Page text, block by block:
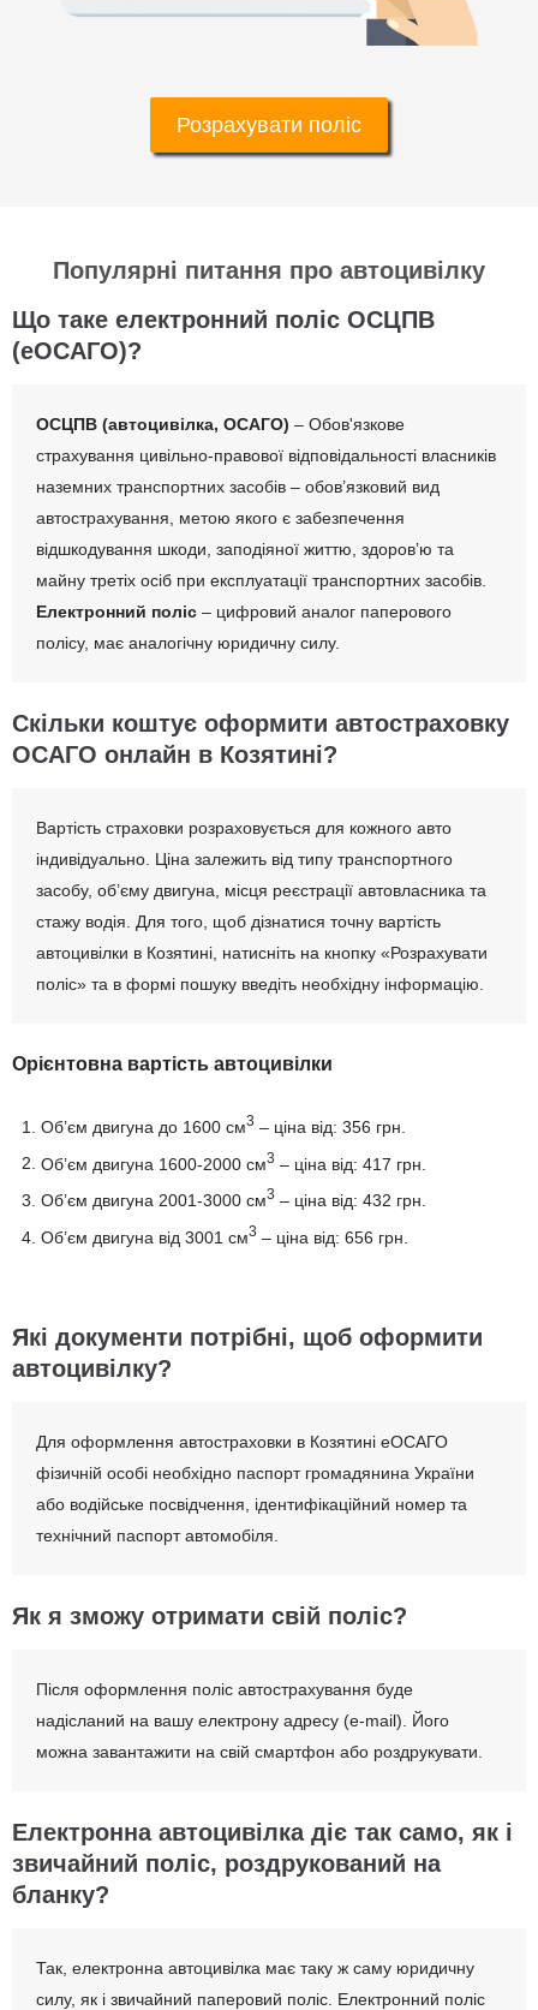
Розрахувати поліс
Популярні питання про автоцивілку
Що таке електронний поліс ОСЦПВ
(еОСАГО)?
ОСЦПВ (автоцивілка, ОСАГО) – Обов'язкове
страхування цивільно-правової відповідальності власників
наземних транспортних засобів – обов’язковий вид
автострахування, метою якого є забезпечення
відшкодування шкоди, заподіяної життю, здоров’ю та
майну третіх осіб при експлуатації транспортних засобів.
Електронний поліс – цифровий аналог паперового
полісу, має аналогічну юридичну силу.
Скільки коштує оформити автостраховку
ОСАГО онлайн в Козятині?
Вартість страховки розраховується для кожного авто
індивідуально. Ціна залежить від типу транспортного
засобу, об’єму двигуна, місця реєстрації автовласника та
стажу водія. Для того, щоб дізнатися точну вартість
автоцивілки в Козятині, натисніть на кнопку «Розрахувати
поліс» та в формі пошуку введіть необхідну інформацію.
Орієнтовна вартість автоцивілки
Об’єм двигуна до 1600 см3 – ціна від: 356 грн.
Об’єм двигуна 1600-2000 см3 – ціна від: 417 грн.
Об’єм двигуна 2001-3000 см3 – ціна від: 432 грн.
Об’єм двигуна від 3001 см3 – ціна від: 656 грн.
Які документи потрібні, щоб оформити
автоцивілку?
Для оформлення автостраховки в Козятині еОСАГО
фізичній особі необхідно паспорт громадянина України
або водійське посвідчення, ідентифікаційний номер та
технічний паспорт автомобіля.
Як я зможу отримати свій поліс?
Після оформлення поліс автострахування буде
надісланий на вашу електрону адресу (e-mail). Його
можна завантажити на свій смартфон або роздрукувати.
Електронна автоцивілка діє так само, як і
звичайний поліс, роздрукований на
бланку?
Так, електронна автоцивілка має таку ж саму юридичну
силу, як і звичайний паперовий поліс. Електронний поліс